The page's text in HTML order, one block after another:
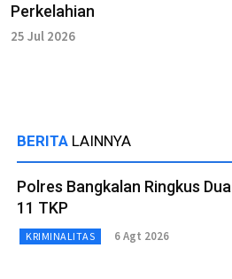
Perkelahian
25 Jul 2026
BERITA LAINNYA
Polres Bangkalan Ringkus
11 TKP
KRIMINALITAS 6 Agt 2026